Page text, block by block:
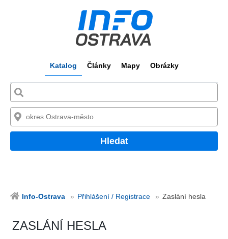
Katalog Články Mapy Obrázky
Hledat
Info-Ostrava Přihlášení / Registrace Zaslání hesla
ZASLÁNÍ HESLA